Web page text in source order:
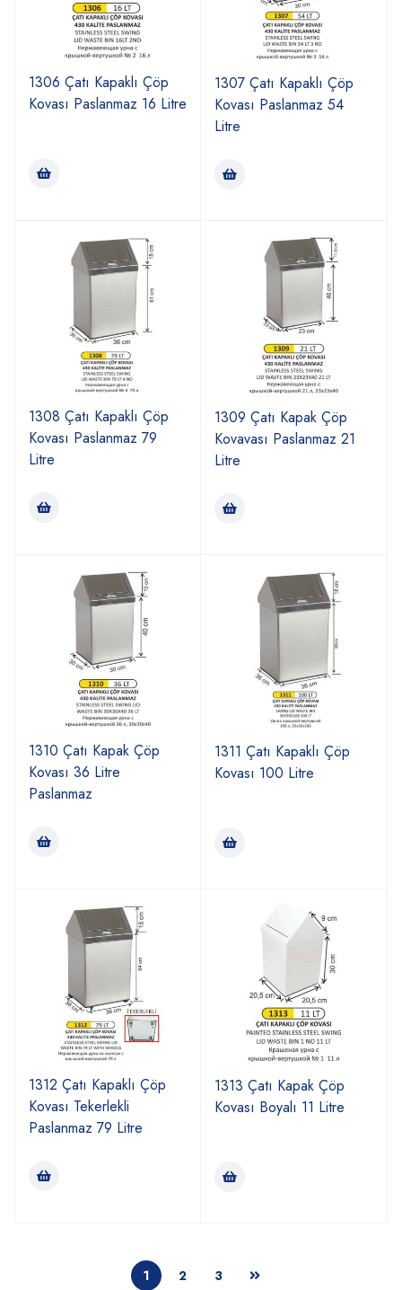
1306 Çatı Kapaklı Çöp
Kovası Paslanmaz 16 Litre
1307 Çatı Kapaklı Çöp
Kovası Paslanmaz 54
Litre
1308 Çatı Kapaklı Çöp
Kovası Paslanmaz 79
Litre
1309 Çatı Kapak Çöp
Kovavası Paslanmaz 21
Litre
1310 Çatı Kapak Çöp
Kovası 36 Litre
Paslanmaz
1311 Çatı Kapaklı Çöp
Kovası 100 Litre
1312 Çatı Kapaklı Çöp
Kovası Tekerlekli
Paslanmaz 79 Litre
1313 Çatı Kapak Çöp
Kovası Boyalı 11 Litre
1 2 3